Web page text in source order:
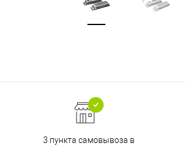
3 пункта самовывоза в